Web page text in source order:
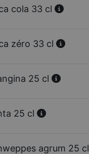
cola 33 cl
zéro 33 cl
25 cl
25 cl
agrum 25 cl